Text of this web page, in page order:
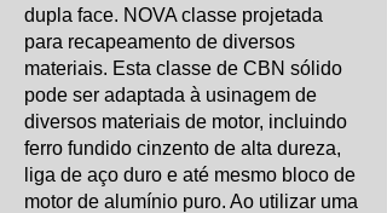
dupla face. NOVA classe projetada
para recapeamento de diversos
materiais. Esta classe de CBN sólido
pode ser adaptada à usinagem de
diversos materiais de motor, incluindo
ferro fundido cinzento de alta dureza,
liga de aço duro e até mesmo bloco de
motor de alumínio puro. Ao utilizar uma